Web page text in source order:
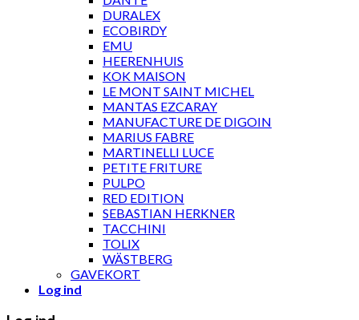
DURALEX
ECOBIRDY
EMU
HEERENHUIS
KOK MAISON
LE MONT SAINT MICHEL
MANTAS EZCARAY
MANUFACTURE DE DIGOIN
MARIUS FABRE
MARTINELLI LUCE
PETITE FRITURE
PULPO
RED EDITION
SEBASTIAN HERKNER
TACCHINI
TOLIX
WÄSTBERG
GAVEKORT
Log ind